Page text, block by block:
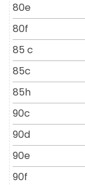
80e
80f
85 c
85c
85h
90c
90d
90e
90f